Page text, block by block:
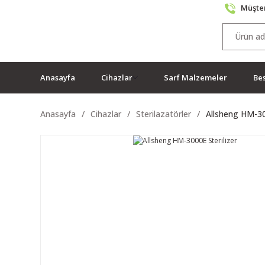
Anasayfa Cihazlar Sarf Malzemeler
Anasayfa Cihazlar Sterilazatörler Allsheng HM-